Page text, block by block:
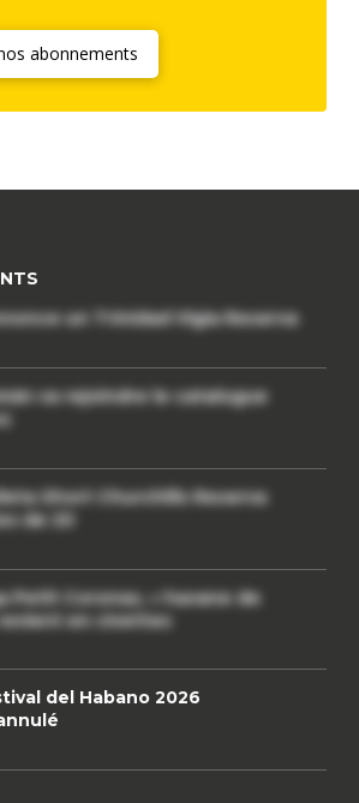
abonnements
un Trinidad Vigia Reserva
va rejoindre le catalogue
Short Churchills Reserva
de 20
Petit Coronas, « havane de
revient en civettes
del Habano 2026